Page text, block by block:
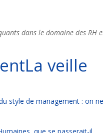
dans le domaine des RH
La veille
style de management : on ne